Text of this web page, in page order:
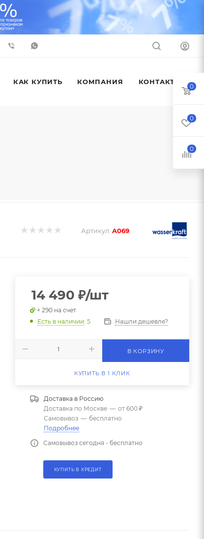
КАК КУПИТЬ КОМПАНИЯ КОНТАКТЫ
Артикул: A069
14 490 ₽/шт
+ 290 на счет
Есть в наличии: 5 Нашли дешевле?
В КОРЗИНУ
КУПИТЬ В 1 КЛИК
Доставка в Россию
Доставка по Москве — от 600 ₽
Самовывоз — бесплатно
Подробнее
Самовывоз сегодня - бесплатно
КУПИТЬ В КРЕДИТ
0
0
0